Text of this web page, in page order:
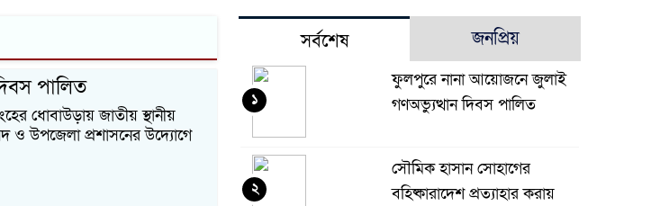
পালিত
ধোবাউড়ায় জাতীয় স্থানীয়
ও উপজেলা প্রশাসনের উদ্যোগে
সর্বশেষ জনপ্রিয়
ফুলপুরে নানা আয়োজনে জুলাই
গণঅভ্যুত্থান দিবস পালিত
১
সৌমিক হাসান সোহাগের
বহিষ্কারাদেশ প্রত্যাহার করায়
২